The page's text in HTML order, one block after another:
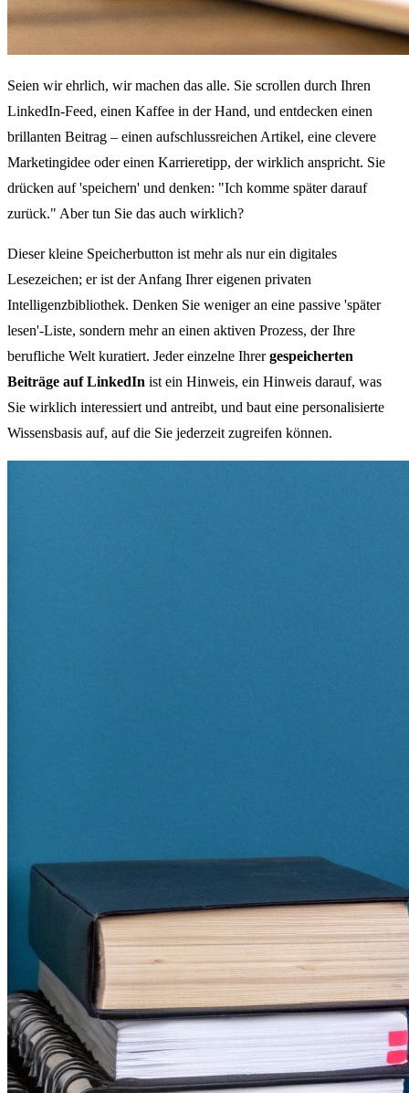
Seien wir ehrlich, wir machen das alle. Sie scrollen durch Ihren
LinkedIn-Feed, einen Kaffee in der Hand, und entdecken einen
brillanten Beitrag – einen aufschlussreichen Artikel, eine clevere
Marketingidee oder einen Karrieretipp, der wirklich anspricht. Sie
drücken auf 'speichern' und denken: "Ich komme später darauf
zurück." Aber tun Sie das auch wirklich?
Dieser kleine Speicherbutton ist mehr als nur ein digitales
Lesezeichen; er ist der Anfang Ihrer eigenen privaten
Intelligenzbibliothek. Denken Sie weniger an eine passive 'später
lesen'-Liste, sondern mehr an einen aktiven Prozess, der Ihre
berufliche Welt kuratiert. Jeder einzelne Ihrergespeicherten
Beiträge auf LinkedIn ist ein Hinweis, ein Hinweis darauf, was
Sie wirklich interessiert und antreibt, und baut eine personalisierte
Wissensbasis auf, auf die Sie jederzeit zugreifen können.